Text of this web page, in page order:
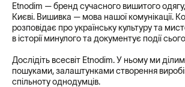
Etnodim — бренд сучасного вишитого
Києві. Вишивка — мова нашої комунікації.
розповідає про українську культуру та
в історії минулого та документує події
Дослідіть всесвіт Etnodim. У ньому ми
пошуками, залаштунками створення
спільноту однодумців.